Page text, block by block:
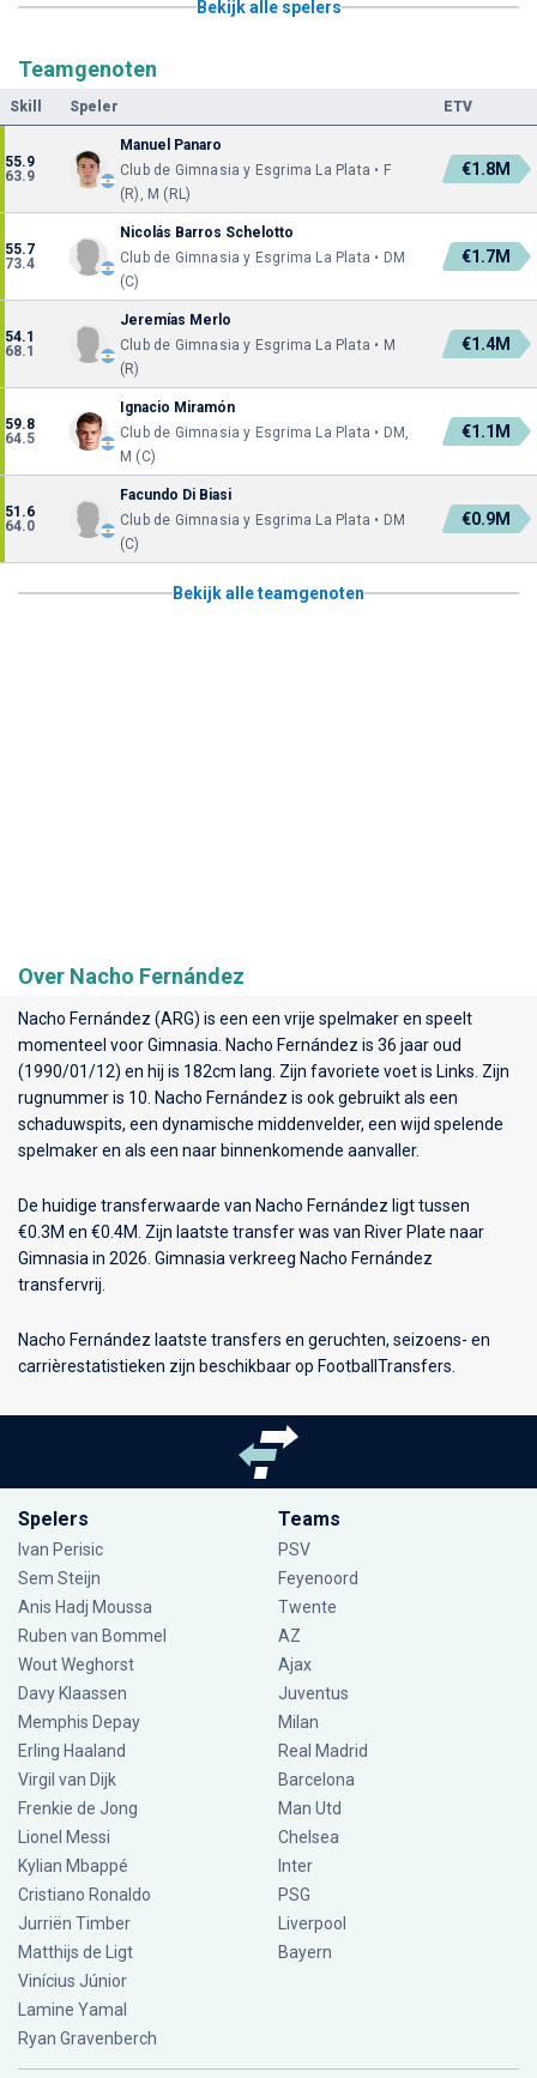
Bekijk alle spelers
Teamgenoten
Skill Speler ETV
55.9
63.9
Manuel Panaro
Club de Gimnasia y Esgrima La Plata • F
(R), M (RL)
€1.8M
55.7
73.4
Nicolás Barros Schelotto
Club de Gimnasia y Esgrima La Plata • DM
(C)
€1.7M
54.1
68.1
Jeremías Merlo
Club de Gimnasia y Esgrima La Plata • M
(R)
€1.4M
59.8
64.5
Ignacio Miramón
Club de Gimnasia y Esgrima La Plata • DM,
M (C)
€1.1M
51.6
64.0
Facundo Di Biasi
Club de Gimnasia y Esgrima La Plata • DM
(C)
€0.9M
Bekijk alle teamgenoten
Over Nacho Fernández
Nacho Fernández (ARG) is een een vrije spelmaker en speelt
momenteel voorGimnasia . Nacho Fernández is 36 jaar oud
(1990/01/12) en hij is 182cm lang. Zijn favoriete voet is Links. Zijn
rugnummer is 10. Nacho Fernández is ook gebruikt als een
schaduwspits, een dynamische middenvelder, een wijd spelende
spelmaker en als een naar binnenkomende aanvaller.
De huidige transferwaarde van Nacho Fernández ligt tussen
€0.3M en €0.4M. Zijn laatste transfer was van River Plate naar
Gimnasia in 2026. Gimnasia verkreeg Nacho Fernández
transfervrij.
Nacho Fernández laatste transfers en geruchten, seizoens- en
carrièrestatistieken zijn beschikbaar op FootballTransfers.
Spelers
Ivan Perisic
Sem Steijn
Anis Hadj Moussa
Ruben van Bommel
Wout Weghorst
Davy Klaassen
Memphis Depay
Erling Haaland
Virgil van Dijk
Frenkie de Jong
Lionel Messi
Kylian Mbappé
Cristiano Ronaldo
Jurriën Timber
Matthijs de Ligt
Vinícius Júnior
Lamine Yamal
Ryan Gravenberch
Teams
PSV
Feyenoord
Twente
AZ
Ajax
Juventus
Milan
Real Madrid
Barcelona
Man Utd
Chelsea
Inter
PSG
Liverpool
Bayern